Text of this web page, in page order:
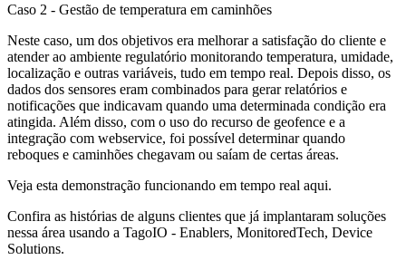
Caso 2 - Gestão de temperatura em caminhões
Neste caso, um dos objetivos era melhorar a satisfação do cliente e
atender ao ambiente regulatório monitorando temperatura, umidade,
localização e outras variáveis, tudo em tempo real. Depois disso, os
dados dos sensores eram combinados para gerar relatórios e
notificações que indicavam quando uma determinada condição era
atingida. Além disso, com o uso do recurso de geofence e a
integração com webservice, foi possível determinar quando
reboques e caminhões chegavam ou saíam de certas áreas.
Veja esta demonstração funcionando em tempo real aqui.
Confira as histórias de alguns clientes que já implantaram soluções
nessa área usando a TagoIO - Enablers, MonitoredTech, Device
Solutions.